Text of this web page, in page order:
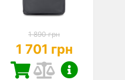
1 890 грн
1 701 грн